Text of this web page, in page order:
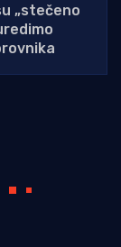
„stečeno